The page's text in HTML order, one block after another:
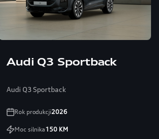
Audi Q3 Sportback
Audi Q3 Sportback
Rok produkcji2026
Moc silnika150KM